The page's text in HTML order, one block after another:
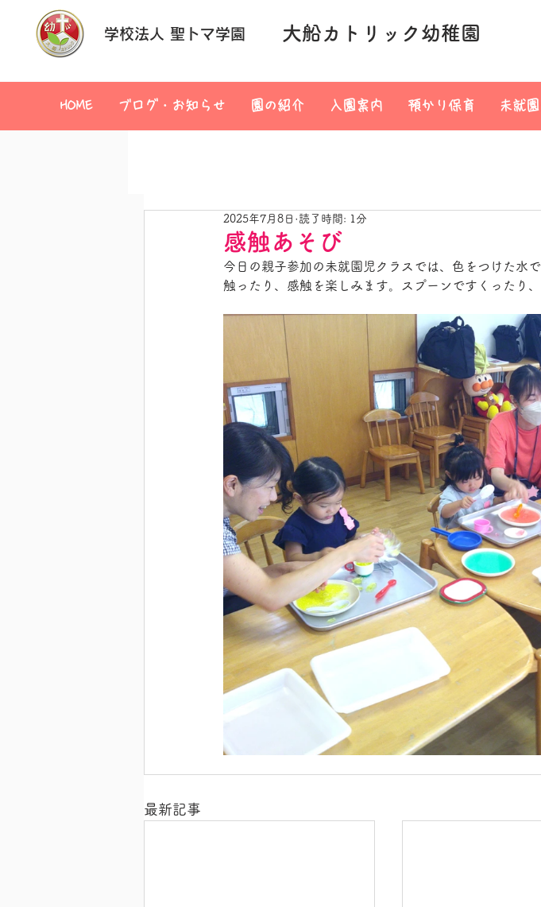
学校法人 聖トマ学園 大船カトリック幼稚園
HOME ブログ・お知らせ 園の紹介 入園案内 預かり保育 未就
感触あそび
2025年7月8日 読了時間: 1分
今日の親子参加の未就園児クラスでは、色をつけた水
触ったり、感触を楽しみます。スプーンですくったり
最新記事